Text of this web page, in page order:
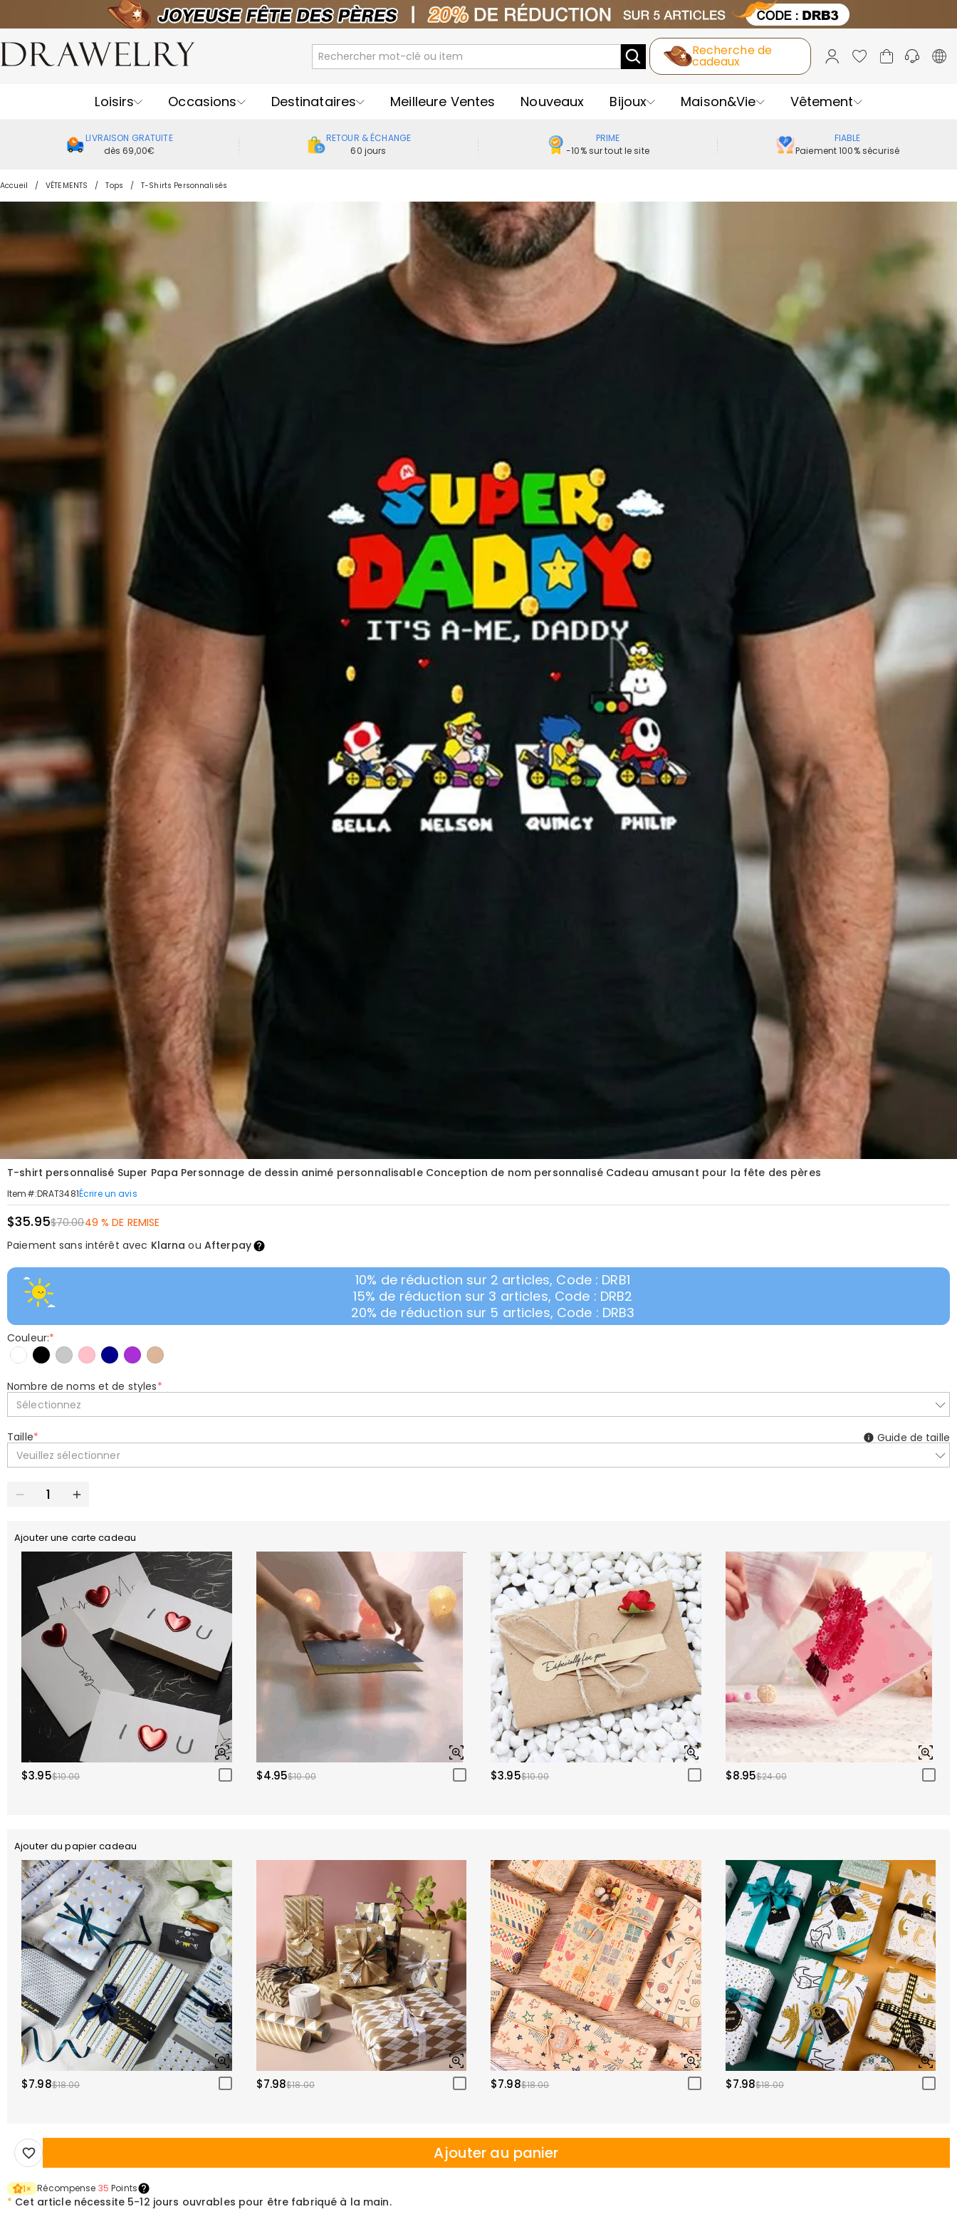
Recherche de
cadeaux
Loisirs Occasions Destinataires Meilleure Ventes Nouveaux Bijoux Maison&Vie Vêtement
LIVRAISON GRATUITE
dès 69,00€
RETOUR & ÉCHANGE
60 jours
PRIME
-10% sur tout le site
FIABLE
Paiement 100% sécurisé
Accueil VÊTEMENTS Tops T-Shirts Personnalisés
T-shirt personnalisé Super Papa Personnage de dessin animé personnalisable Conception de nom personnalisé Cadeau amusant pour la fête des pères
Item#:DRAT3481Écrire un avis
$35.95$70.0049 % DE REMISE
Paiement sans intérêt avec Klarna ou Afterpay
10% de réduction sur 2 articles, Code : DRB1
15% de réduction sur 3 articles, Code : DRB2
20% de réduction sur 5 articles, Code : DRB3
Couleur:*
Nombre de noms et de styles*
Sélectionnez
Taille*
Veuillez sélectionner
Guide de taille
Ajouter une carte cadeau
$3.95$10.00 $4.95$10.00 $3.95$10.00 $8.95$24.00
Ajouter du papier cadeau
$7.98$18.00 $7.98$18.00 $7.98$18.00 $7.98$18.00
Ajouter au panier
1× Récompense 35 Points
* Cet article nécessite 5-12 jours ouvrables pour être fabriqué à la main.